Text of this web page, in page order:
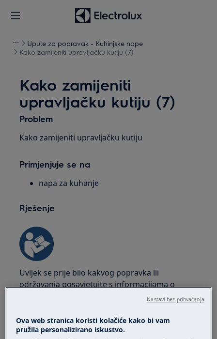
Upute za popravak - Kuhinjske nape
Kako zamijeniti upravljačku kutiju (7)
Kako zamijeniti
upravljačku kutiju (7)
Problem
Kako zamijeniti upravljačku kutiju
Primjenjuje se na
napa za kuhanje
Rješenje
Uvijek se prije bilo kakvog popravka ili
održavanja posavjetujte s informacijama o
sigurnosti u priručniku za korisnike vašeg
manuals/
Ova web stranica koristi kolačiće kako bi vam
pružila personalizirano iskustvo.
Nastavi bez prihvaćanja